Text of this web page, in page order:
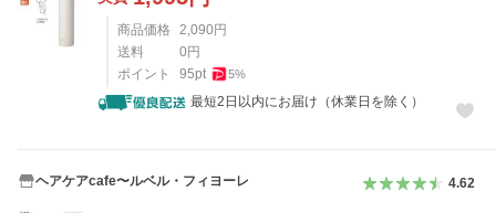
商品価格 2,090 円
送料
0 円
ポイント
95pt 5%
最短2日以内にお届け（休業日を除く）
ヘアケアcafe〜ルベル・フィヨーレ 4.62